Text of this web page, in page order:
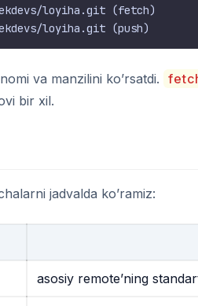
loyiha.git (fetch)
va manzilini ko’rsatdi.
bir xil.
jadvalda ko’ramiz:
asosiy remote’ning